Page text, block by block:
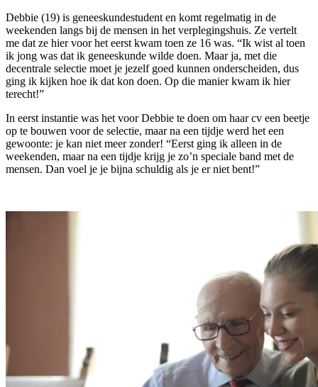
Debbie (19) is geneeskundestudent en komt regelmatig in de
weekenden langs bij de mensen in het verplegingshuis. Ze vertelt
me dat ze hier voor het eerst kwam toen ze 16 was. “Ik wist al toen
ik jong was dat ik geneeskunde wilde doen. Maar ja, met die
decentrale selectie moet je jezelf goed kunnen onderscheiden, dus
ging ik kijken hoe ik dat kon doen. Op die manier kwam ik hier
terecht!”
In eerst instantie was het voor Debbie te doen om haar cv een beetje
op te bouwen voor de selectie, maar na een tijdje werd het een
gewoonte: je kan niet meer zonder! “Eerst ging ik alleen in de
weekenden, maar na een tijdje krijg je zo’n speciale band met de
mensen. Dan voel je je bijna schuldig als je er niet bent!”